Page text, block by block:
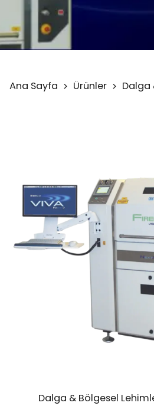
Ana Sayfa Ürünler Dalga
Dalga & Bölgesel